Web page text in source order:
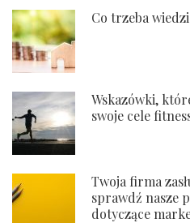
Co trzeba
Wskazówki,
swoje cele
Twoja firma
sprawdź nasze
dotyczące